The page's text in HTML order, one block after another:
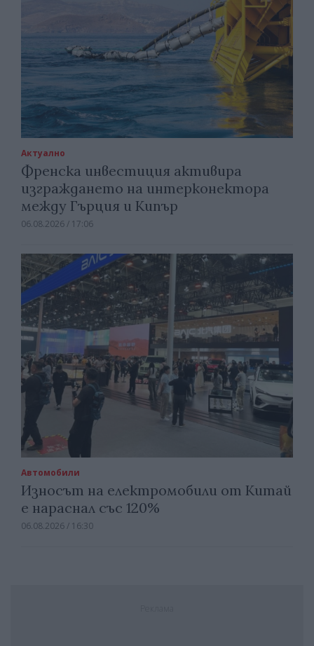
Актуално
Френска инвестиция активира
изграждането на интерконектора
между Гърция и Кипър
06.08.2026 / 17:06
Автомобили
Износът на електромобили от Китай
е нараснал със 120%
06.08.2026 / 16:30